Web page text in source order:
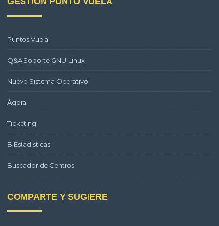
Puntos Vuela
Q&A Soporte GNU-Linux
Nuevo Sistema Operativo
Ágora
Ticketing
BiEstadísticas
Buscador de Centros
COMPARTE Y SUGIERE